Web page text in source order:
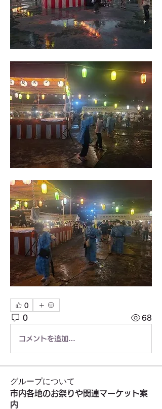
0
0 68
コメントを追加…
グループについて
市内各地のお祭りや関連マーケット案
内